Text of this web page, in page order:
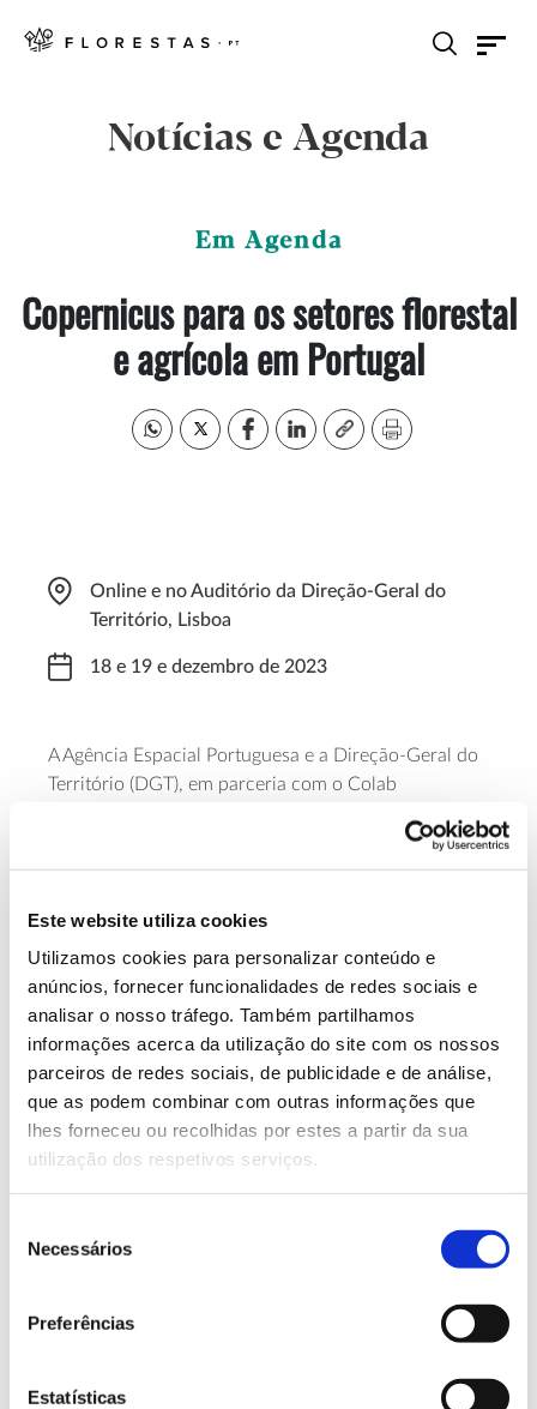
Este website utiliza cookies
Utilizamos cookies para personalizar conteúdo e
anúncios, fornecer funcionalidades de redes sociais e
analisar o nosso tráfego. Também partilhamos
informações acerca da utilização do site com os nossos
parceiros de redes sociais, de publicidade e de análise,
que as podem combinar com outras informações que
lhes forneceu ou recolhidas por estes a partir da sua
utilização dos respetivos serviços.
Necessários
Preferências
Estatísticas
Notícias e Agenda
Em Agenda
Copernicus para os setores florestal
e agrícola em Portugal
Online e no Auditório da Direção-Geral do
Território, Lisboa
18 e 19 e dezembro de 2023
A Agência Espacial Portuguesa e a Direção-Geral do
Território (DGT), em parceria com o Colab
Copernicus para os setores florestal e agrícola em
Portugal”,apoiando o conhecimento das entidades
primeiro dia decorre exclusivamente online.
Saber mais
13.07.2026
Genoma do priolo e de outras espécies em risco:
conhecer para conservar
Registar galhas de Trichi em acácia-das-espigas: